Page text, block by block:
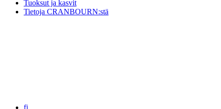
Tuoksut ja kasvit
Tietoja CRANBOURN:stä
fi